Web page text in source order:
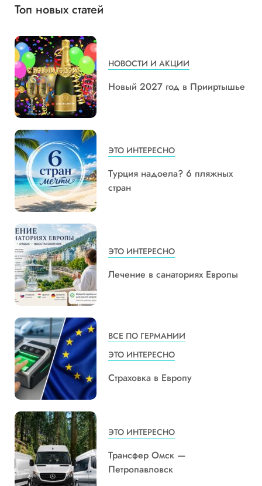
Топ новых статей
НОВОСТИ И АКЦИИ
Новый 2027 год в Прииртышье
ЭТО ИНТЕРЕСНО
Турция надоела? 6 пляжных
стран
ЭТО ИНТЕРЕСНО
Лечение в санаториях Европы
ВСЕ ПО ГЕРМАНИИ
ЭТО ИНТЕРЕСНО
Страховка в Европу
ЭТО ИНТЕРЕСНО
Трансфер Омск —
Петропавловск